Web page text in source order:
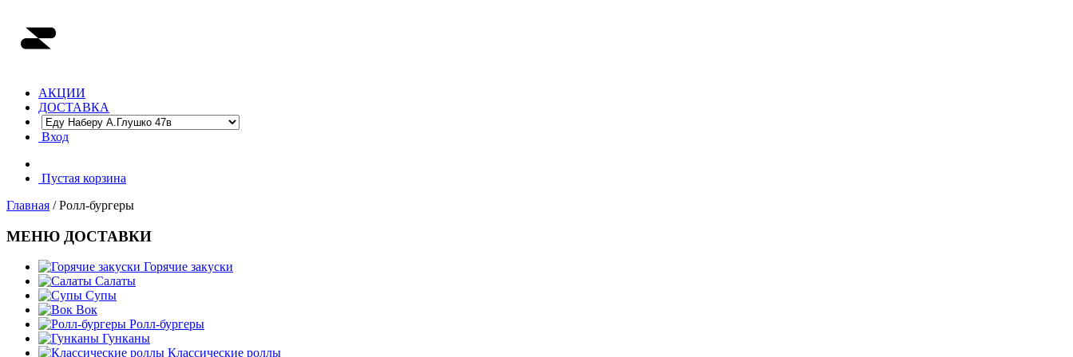
АКЦИИ
ДОСТАВКА
Вход
Пустая корзина
Главная / Ролл-бургеры
МЕНЮ ДОСТАВКИ
Горячие закуски
Салаты
Супы
Вок
Ролл-бургеры
Гунканы
Классические роллы